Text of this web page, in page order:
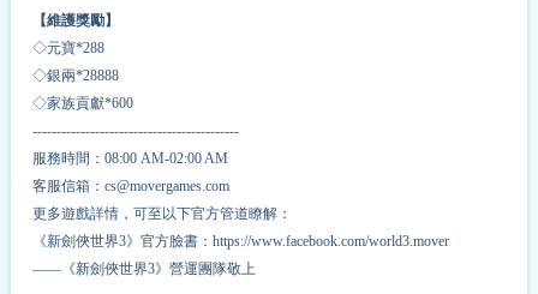
【維護獎勵】
◇元寶*288
◇銀兩*28888
◇家族貢獻*600
-------------------------------------------
服務時間：08:00 AM-02:00 AM
客服信箱：cs@movergames.com
更多遊戲詳情，可至以下官方管道瞭解：
《新劍俠世界3》官方臉書：https://www.facebook.com/world3.mover
——《新劍俠世界3》營運團隊敬上